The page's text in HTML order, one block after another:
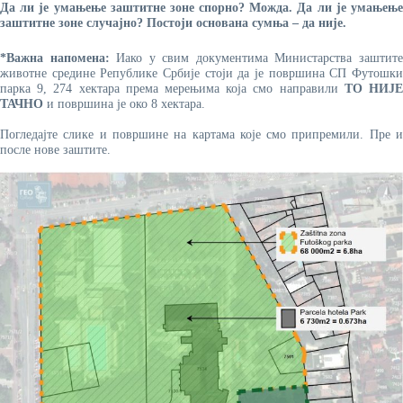
Да ли је умањење заштитне зоне спорно? Можда. Да ли је умањење
заштитне зоне случајно? Постоји основана сумња – да није.
*Важна напомена: Иако у свим документима Министарства заштите
животне средине Републике Србије стоји да је површина СП Футошки
парка 9, 274 хектара према мерењима која смо направили ТО НИЈЕ
ТАЧНО и површина је око 8 хектара.
Погледајте слике и површине на картама које смо припремили. Пре и
после нове заштите.